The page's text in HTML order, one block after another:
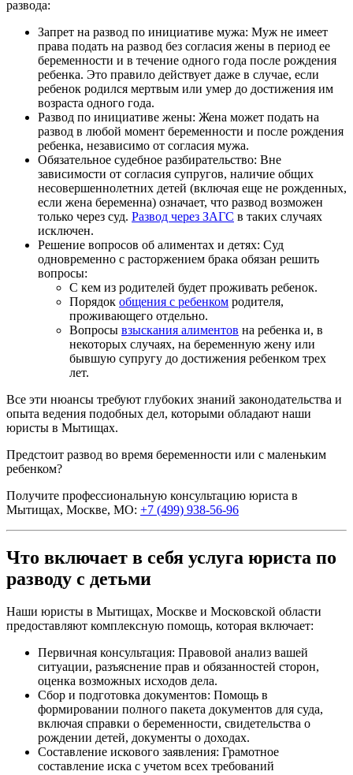
развода:
Запрет на развод по инициативе мужа: Муж не имеет
права подать на развод без согласия жены в период ее
беременности и в течение одного года после рождения
ребенка. Это правило действует даже в случае, если
ребенок родился мертвым или умер до достижения им
возраста одного года.
Развод по инициативе жены: Жена может подать на
развод в любой момент беременности и после рождения
ребенка, независимо от согласия мужа.
Обязательное судебное разбирательство: Вне
зависимости от согласия супругов, наличие общих
несовершеннолетних детей (включая еще не рожденных,
если жена беременна) означает, что развод возможен
только через суд. Развод через ЗАГС в таких случаях
исключен.
Решение вопросов об алиментах и детях: Суд
одновременно с расторжением брака обязан решить
вопросы:
С кем из родителей будет проживать ребенок.
Порядок общения с ребенком родителя,
проживающего отдельно.
Вопросы взыскания алиментов на ребенка и, в
некоторых случаях, на беременную жену или
бывшую супругу до достижения ребенком трех
лет.
Все эти нюансы требуют глубоких знаний законодательства и
опыта ведения подобных дел, которыми обладают наши
юристы в Мытищах.
Предстоит развод во время беременности или с маленьким
ребенком?
Получите профессиональную консультацию юриста в
Мытищах, Москве, МО: +7 (499) 938-56-96
Что включает в себя услуга юриста по
разводу с детьми
Наши юристы в Мытищах, Москве и Московской области
предоставляют комплексную помощь, которая включает:
Первичная консультация: Правовой анализ вашей
ситуации, разъяснение прав и обязанностей сторон,
оценка возможных исходов дела.
Сбор и подготовка документов: Помощь в
формировании полного пакета документов для суда,
включая справки о беременности, свидетельства о
рождении детей, документы о доходах.
Составление искового заявления: Грамотное
составление иска с учетом всех требований